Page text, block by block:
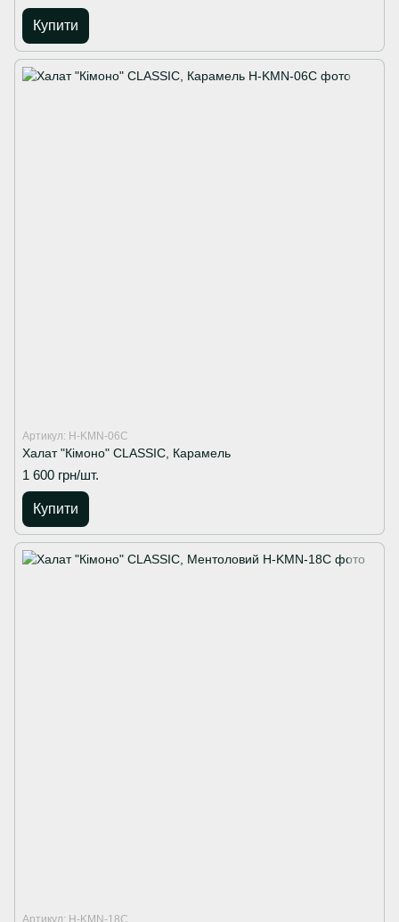
Купити
Артикул: H-KMN-06C
Халат "Кімоно" CLASSIC, Карамель
1 600 грн/шт.
Купити
Артикул: H-KMN-18C